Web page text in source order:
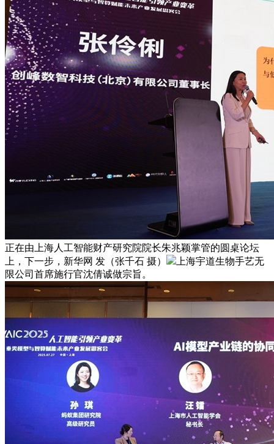
正在由上海人工智能财产研究院院长朱兆颖掌管的圆桌论坛
上，下一步，新华网 发（张千石 摄）
上海宇道生物手艺无
限公司首席施行官沈倩诚做宗旨。